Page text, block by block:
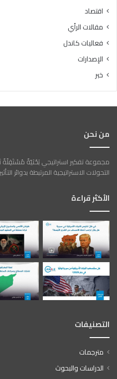
اقتصاد
مقالات الرأي
فعاليات كاندل
الإصدارات
خبر
من نحن
مجموعة تفكير استراتيجي بَحْثيّةٌ
التحولات الاستراتيجية المرتبطة بدوائر
الأكثر قراءة
التصنيفات
مترجمات
الدراسات والبحوث